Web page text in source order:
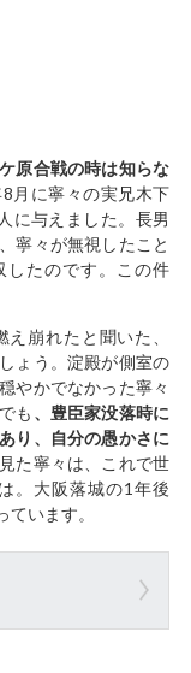
原合戦の時は知らな
月に寧々の実兄木下
に与えました。長男
寧々が無視したこと
したのです。この件
崩れたと聞いた、
ょう。淀殿が側室の
やかでなかった寧々
も 、豊臣家没落時に
り、自分の愚かさに
た寧々は、これで世
。大阪落城の1年後
います。